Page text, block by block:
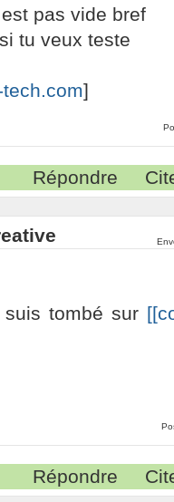
pas vide bref
tu veux teste
]
Répondre
tombé sur
Répondre